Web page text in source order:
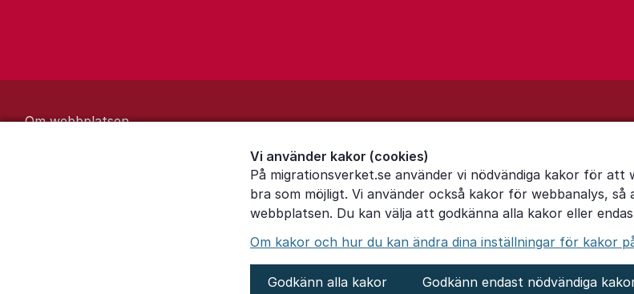
Vi använder kakor (cookies)
På migrationsverket.se använder vi nödvändiga kakor för att
bra som möjligt. Vi använder också kakor för webbanalys,
webbplatsen. Du kan välja att godkänna alla kakor eller
Om kakor och hur du kan ändra dina inställningar för kakor
Godkänn alla kakor Godkänn endast nödvändiga
Om webbplatsen